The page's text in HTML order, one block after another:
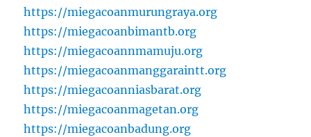
https://miegacoanmurungraya.org
https://miegacoanbimantb.org
https://miegacoannmamuju.org
https://miegacoanmanggaraintt.org
https://miegacoanniasbarat.org
https://miegacoanmagetan.org
https://miegacoanbadung.org